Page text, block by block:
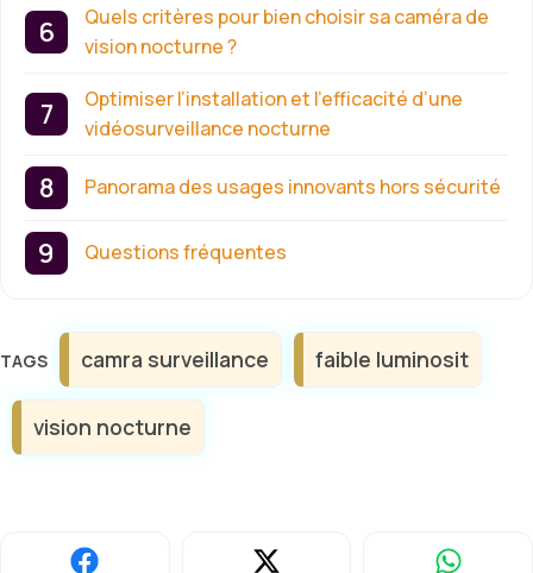
Quels critères pour bien choisir sa caméra de
vision nocturne ?
Optimiser l’installation et l’efficacité d’une
vidéosurveillance nocturne
Panorama des usages innovants hors sécurité
Questions fréquentes
Étiquettes
camra surveillance faible luminosit
vision nocturne